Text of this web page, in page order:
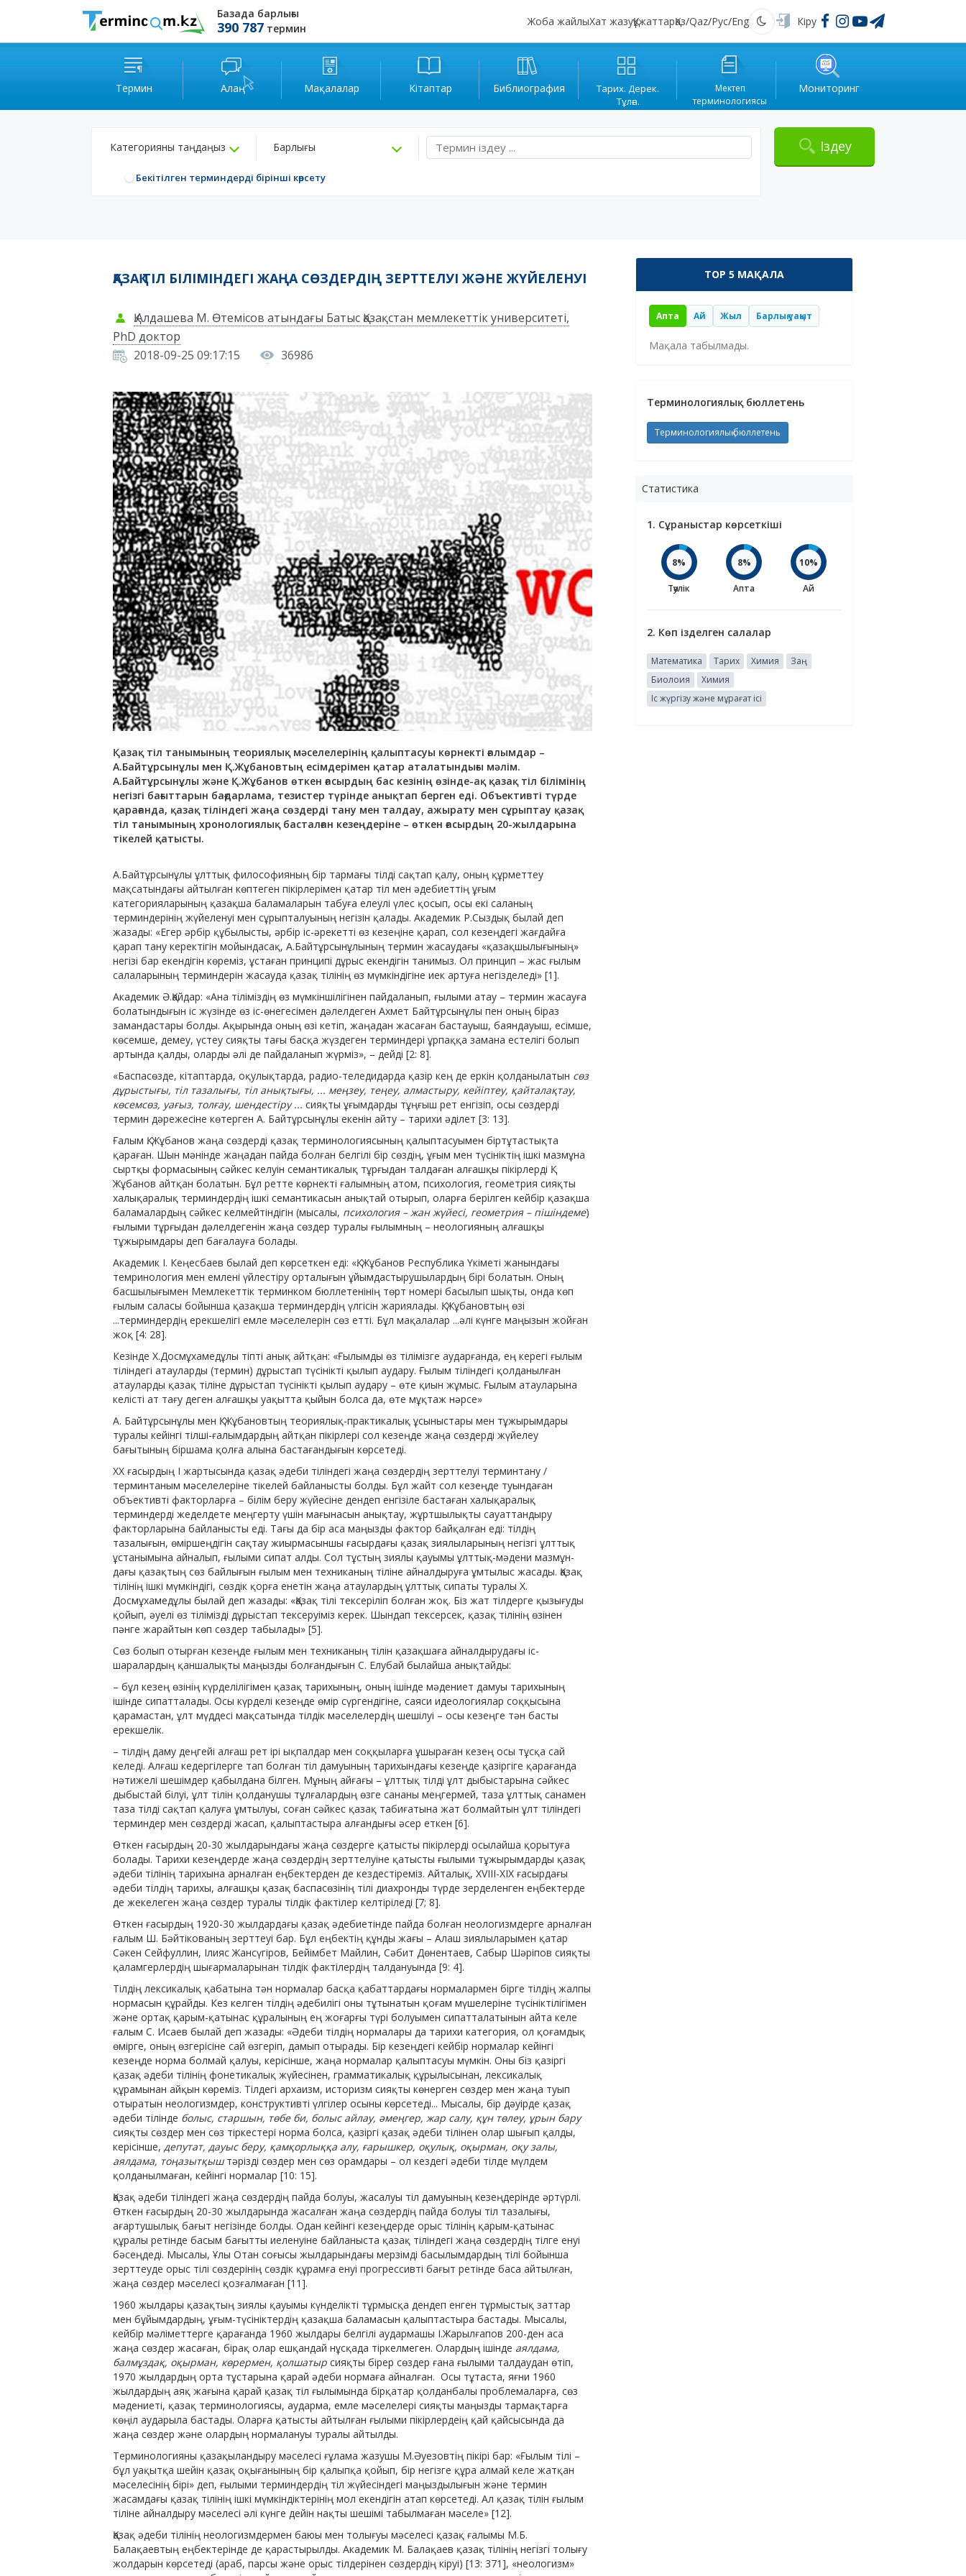
Базада барлығы
390 787 термин
Жоба жайлыХат жазуҚұжаттарҚаз/Qaz/Рус/Eng Қараңғы Кіру
Термин Алаң Мақалалар Кітаптар Библиография
Тарих. Дерек.
Тұлға.
Мектеп
терминологиясы
Мониторинг
Категорияны таңдаңыз Барлығы
Бекітілген терминдерді бірінші көрсету
Іздеу
ҚАЗАҚ ТІЛ БІЛІМІНДЕГІ ЖАҢА СӨЗДЕРДІҢ ЗЕРТТЕЛУІ ЖӘНЕ ЖҮЙЕЛЕНУІ
Қ.Алдашева М. Өтемісов атындағы Батыс Қазақстан мемлекеттік университеті,
PhD доктор
2018-09-25 09:17:15
36986
Қазақ тіл танымының теориялық мәселелерінің қалыпта­суы көрнекті ғалымдар –
А.Байтұрсынұлы мен Қ.Жұбановтың есімдерімен қатар аталатындығы мәлім.
А.Байтұрсынұлы және Қ.Жұбанов өткен ғасырдың бас кезінің өзінде-ақ қазақ тіл білімінің
негіз­гі бағыттарын бағдарлама, тезистер түрінде анықтап берген еді. Объективті түрде
қарағанда, қазақ тіліндегі жаңа сөздерді тану мен талдау, ажырату мен сұрыптау қазақ
тіл танымының хронологиялық басталған кезеңдеріне – өткен ғасырдың 20-жылдарына
тікелей қатысты.
А.Байтұрсынұлы ұлттық философияның бір тармағы тілді сақтап қалу, оның құрметтеу
мақсатындағы айтылған көптеген пікірлерімен қатар тіл мен әдебиеттің ұғым
категорияларының қазақша баламала­рын табуға елеулі үлес қосып, осы екі саланың
терминдерінің жүйе­ленуі мен сұрыпталуының негізін қалады. Академик Р.Сыздық былай деп
жазады: «Егер әрбір құбылысты, әрбір іс-әрекетті өз кезеңіне қарап, сол кезеңдегі жағдайға
қарап тану керектігін мойындасақ, А.Байтұр­сынұлының термин жасаудағы «қазақшылығының»
негізі бар екендігін көреміз, ұстаған принципі дұрыс екендігін танимыз. Ол принцип – жас ғылым
салаларының терминдерін жасауда қазақ тілінің өз мүмкіндігіне иек артуға негізделеді» [1].
Академик Ә.Қайдар: «Ана тіліміздің өз мүмкіншілігінен пайдаланып, ғылыми атау – термин жасауға
болатындығын іс жүзінде өз іс-өнегесімен дәлелдеген Ахмет Байтұрсынұлы пен оның біраз
замандастары болды. Ақырында оның өзі кетіп, жаңадан жасаған бастауыш, баянда­уыш, есімше,
көсемше, демеу, үстеу сияқты тағы басқа жүздеген тер­миндері ұрпаққа замана естелігі болып
артында қалды, оларды әлі де пайдаланып жүрміз», – дейді [2: 8].
«Баспасөзде, кітаптарда, оқулықтарда, радио-теледидарда қазір кең де еркін қолданылатын сөз
дұрыстығы, тіл тазалығы, тіл анықтығы, ... меңзеу, теңеу, алмастыру, кейіптеу, қайталақтау,
көсемсөз, уағыз, толғау, шендестіру ... сияқты ұғымдарды тұңғыш рет енгізіп, осы сөз­дерді
термин дәрежесіне көтерген А. Байтұрсынұлы екенін айту – тари­хи әділет [3: 13].
Ғалым Қ. Жұбанов жаңа сөздерді қазақ терминологиясының қалып­тасуымен біртұтастықта
қараған. Шын мәнінде жаңадан пайда болған белгілі бір сөздің, ұғым мен түсініктің ішкі мазмұна
сыртқы формасы­ның сәйкес келуін семантикалық тұрғыдан талдаған алғашқы пікірлерді Қ.
Жұбанов айтқан болатын. Бұл ретте көрнекті ғалымның атом, пси­хология, геометрия сияқты
халықаралық терминдердің ішкі семанти­касын анықтай отырып, оларға берілген кейбір қазақша
баламалардың сәйкес келмейтіндігін (мысалы, психология – жан жүйесі, геометрия – пішіндеме)
ғылыми тұрғыдан дәлелдегенін жаңа сөздер туралы ғылым­ның – неологияның алғашқы
тұжырымдары деп бағалауға болады.
Академик І. Кеңесбаев былай деп көрсеткен еді: «Қ. Жұбанов Республика Үкіметі жанындағы
темринология мен емлені үйлестіру ор­талығын ұйымдастырушылардың бірі болатын. Оның
басшылығымен Мемлекеттік терминком бюллетенінің төрт номері басылып шықты, онда көп
ғылым саласы бойынша қазақша терминдердің үлгісін жариялады. Қ. Жұбановтың өзі
...терминдердің ерекшелігі емле мәселелерін сөз етті. Бұл мақалалар ...әлі күнге маңызын жойған
жоқ [4: 28].
Кезінде Х.Досмұхамедұлы тіпті анық айтқан: «Ғылымды өз тіліміз­ге аударғанда, ең керегі ғылым
тіліндегі атауларды (термин) дұрыстап түсінікті қылып аудару. Ғылым тіліндегі қолданылған
атауларды қа­зақ тіліне дұрыстап түсінікті қылып аудару – өте қиын жұмыс. Ғылым атауларына
келісті ат тағу деген алғашқы уақытта қыйын болса да, өте мұқтаж нәрсе»
А. Байтұрсынұлы мен Қ. Жұбановтың теориялық-практикалық ұсы­ныстары мен тұжырымдары
туралы кейінгі тілші-ғалымдардың айтқан пікірлері сол кезеңде жаңа сөздерді жүйелеу
бағытының біршама қолға алына бастағандығын көрсетеді.
ХХ ғасырдың І жартысында қазақ әдеби тіліндегі жаңа сөздердің зерттелуі терминтану /
терминтаным мәселелеріне тікелей байланысты болды. Бұл жайт сол кезеңде туындаған
объективті факторларға – білім беру жүйесіне дендеп енгізіле бастаған халықаралық
терминдерді же­делдете меңгерту үшін мағынасын анықтау, жұртшылықты сауаттан­дыру
факторларына байланысты еді. Тағы да бір аса маңызды фактор байқалған еді: тілдің
тазалығын, өміршеңдігін сақтау жиырмасыншы ғасырдағы қазақ зиялыларының негізгі ұлттық
ұстанымына айналып, ғылыми сипат алды. Сол тұстың зиялы қауымы ұлттық-мәдени мазмұн­
дағы қазақтың сөз байлығын ғылым мен техниканың тіліне айналды­руға ұмтылыс жасады. Қазақ
тілінің ішкі мүмкіндігі, сөздік қорға енетін жаңа атаулардың ұлттық сипаты туралы Х.
Досмұхамедұлы былай деп жазады: «Қазақ тілі тексеріліп болған жоқ. Біз жат тілдерге қызығуды
қойып, әуелі өз тілімізді дұрыстап тексеруіміз керек. Шындап тексер­сек, қазақ тілінің өзінен
пәнге жарайтын көп сөздер табылады» [5].
Сөз болып отырған кезеңде ғылым мен техниканың тілін қазақшаға айналдырудағы іс-
шаралардың қаншалықты маңызды болғандығын С. Елубай былайша анықтайды:
– бұл кезең өзінің күрделілігімен қазақ тарихының, оның ішінде мә­дениет дамуы тарихының
ішінде сипатталады. Осы күрделі кезеңде өмір сүргендігіне, саяси идеологиялар соққысына
қарамастан, ұлт мүд­десі мақсатында тілдік мәселелердің шешілуі – осы кезеңге тән басты
ерекшелік.
– тілдің даму деңгейі алғаш рет ірі ықпалдар мен соққыларға ұшы­раған кезең осы тұсқа сай
келеді. Алғаш кедергілерге тап болған тіл да­муының тарихындағы кезеңде қазіргіге қарағанда
нәтижелі шешімдер қабылдана білген. Мұның айғағы – ұлттық тілді ұлт дыбыстарына сәй­кес
дыбыстай білуі, ұлт тілін қолданушы тұлғалардың өзге сананы мең­гермей, таза ұлттық санамен
таза тілді сақтап қалуға ұмтылуы, соған сәйкес қазақ табиғатына жат болмайтын ұлт тіліндегі
терминдер мен сөздерді жасап, қалыптастыра алғандығы әсер еткен [6].
Өткен ғасырдың 20-30 жылдарындағы жаңа сөздерге қатысты пікір­лерді осылайша қорытуға
болады. Тарихи кезеңдерде жаңа сөздердің зерттелуіне қатысты ғылыми тұжырымдарды қазақ
әдеби тілінің та­рихына арналған еңбектерден де кездестіреміз. Айталық, XVIII-XIX ғасырдағы
әдеби тілдің тарихы, алғашқы қазақ баспасөзінің тілі диахронды түрде зерделенген еңбектерде
де жекелеген жаңа сөздер туралы тілдік фактілер келтіріледі [7; 8].
Өткен ғасырдың 1920-30 жылдардағы қазақ әдебиетінде пайда болған неологизмдерге арналған
ғалым Ш. Бәйтікованың зерттеуі бар. Бұл еңбектің құнды жағы – Алаш зиялыларымен қатар
Сәкен Сейфул­лин, Ілияс Жансүгіров, Бейімбет Майлин, Сәбит Дөнентаев, Сабыр Шәріпов сияқты
қаламгерлердің шығармаларынан тілдік фактілердің талдануында [9: 4].
Тілдің лексикалық қабатына тән нормалар басқа қабаттардағы нор­малармен бірге тілдің жалпы
нормасын құрайды. Кез келген тілдің әде­билігі оны тұтынатын қоғам мүшелеріне түсініктілігімен
және ортақ қарым-қатынас құралының ең жоғарғы түрі болуымен сипатталатынын айта келе
ғалым С. Исаев былай деп жазады: «Әдеби тілдің нормалары да тарихи категория, ол қоғамдық
өмірге, оның өзгерісіне сай өзгеріп, дамып отырады. Бір кезеңдегі кейбір нормалар кейінгі
кезеңде норма болмай қалуы, керісінше, жаңа нормалар қалыптасуы мүмкін. Оны біз қазіргі
қазақ әдеби тілінің фонетикалық жүйесінен, грамматикалық құрылысынан, лексикалық
құрамынан айқын көреміз. Тілдегі архаизм, историзм сияқты көнерген сөздер мен жаңа туып
отыратын неоло­гизмдер, конструктивті үлгілер осыны көрсетеді... Мысалы, бір дәуір­де қазақ
әдеби тілінде болыс, старшын, төбе би, болыс айлау, әмең­гер, жар салу, құн төлеу, ұрын бару
сияқты сөздер мен сөз тіркестері норма болса, қазіргі қазақ әдеби тілінен олар шығып қалды,
керісінше, депутат, дауыс беру, қамқорлыққа алу, ғарышкер, оқулық, оқырман, оқу залы,
аялдама, тоңазытқыш тәрізді сөздер мен сөз орамдары – ол кездегі әдеби тілде мүлдем
қолданылмаған, кейінгі нормалар [10: 15].
Қазақ әдеби тіліндегі жаңа сөздердің пайда болуы, жасалуы тіл да­муының кезеңдерінде әртүрлі.
Өткен ғасырдың 20-30 жылдарында жа­салған жаңа сөздердің пайда болуы тіл тазалығы,
ағартушылық бағыт негізінде болды. Одан кейінгі кезеңдерде орыс тілінің қарым-қатынас
құралы ретінде басым бағытты иеленуіне байланыста қазақ тіліндегі жаңа сөздердің тілге енуі
бәсеңдеді. Мысалы, Ұлы Отан соғысы жыл­дарындағы мерзімді басылымдардың тілі бойынша
зерттеуде орыс тілі сөздерінің сөздік құрамға енуі прогрессивті бағыт ретінде баса ай­тылған,
жаңа сөздер мәселесі қозғалмаған [11].
1960 жылдары қазақтың зиялы қауымы күнделікті тұрмысқа дендеп енген тұрмыстық заттар
мен бұйымдардың, ұғым-түсініктердің қазақ­ша баламасын қалыптастыра бастады. Мысалы,
кейбір мәліметтерге қарағанда 1960 жылдары белгілі аудармашы І.Жарылғапов 200-ден аса
жаңа сөздер жасаған, бірақ олар ешқандай нұсқада тіркелмеген. Олар­дың ішінде аялдама,
балмұздақ, оқырман, көрермен, қолшатыр сияқты бірер сөздер ғана ғылыми талдаудан өтіп,
1970 жылдардың орта тұста­рына қарай әдеби нормаға айналған. Осы тұтаста, яғни 1960
жылдардың аяқ жағына қарай қазақ тіл ғылы­мында бірқатар қолданбалы проблемаларға, сөз
мәдениеті, қазақ тер­минологиясы, аударма, емле мәселелері сияқты маңызды тармақтарға
көңіл аударыла бастады. Оларға қатысты айтылған ғылыми пікірлер­деің қай қайсысында да
жаңа сөздер және олардың нормалануы туралы айтылды.
Терминологияны қазақыландыру мәселесі ғұлама жазушы М.Әуезовтің пікірі бар: «Ғылым тілі –
бұл уақытқа шейін қазақ оқығанының бір қалыпқа қойып, бір негізге құра алмай келе жатқан
мәселесінің бірі» деп, ғылыми терминдердің тіл жүйесіндегі маңыздылығын және тер­мин
жасамдағы қазақ тілінің ішкі мүмкіндіктерінің мол екендігін атап көрсетеді. Ал қазақ тілін ғылым
тіліне айналдыру мәселесі әлі күнге дейін нақты шешімі табылмаған мәселе» [12].
Қазақ әдеби тілінің неологизмдермен баюы мен толығуы мәселесі қазақ ғалымы М.Б.
Балақаевтың еңбектерінде де қарастырылды. Акаде­мик М. Балақаев қазақ тілінің негізгі толығу
жолдарын көрсетеді (араб, парсы және орыс тілдерінен сөздердің кіруі) [13: 371], «неологизм»
TOP 5 МАҚАЛА
Апта Ай Жыл Барлық уақыт
Мақала табылмады.
Терминологиялық бюллетень
Терминологиялық бюллетень
Статистика
1. Сұраныстар көрсеткіші
8%
Тәулік
8%
Апта
10%
Ай
2. Көп ізделген салалар
Математика Тарих Химия
Заң
Биолоия
Химия
Іс жүргізу және мұрағат ісі